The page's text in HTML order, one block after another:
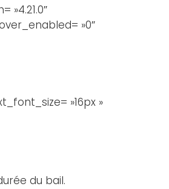
»0″
»16px »
du bail.